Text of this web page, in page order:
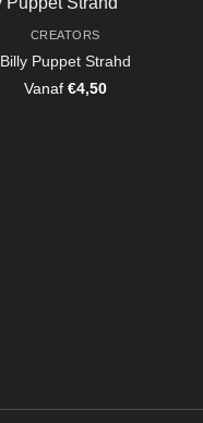
CREATORS
Billy Puppet Strahd
Vanaf €4,50